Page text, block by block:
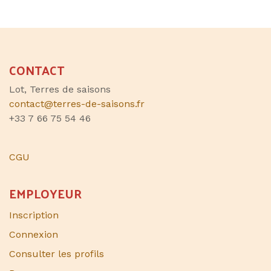
une maison familiale, avec une possibilité
d’évolution au fil du temps .
Trois jours de repos par semaine, sauf de mi-
juillet à fin août deux jours de repos
deux semaine.
CONTACT
Lot, Terres de saisons
contact@terres-de-saisons.fr
+33 7 66 75 54 46
CGU
EMPLOYEUR
Inscription
Connexion
Consulter les profils